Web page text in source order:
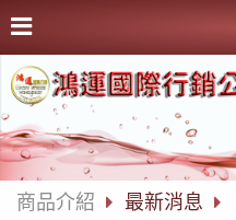
商品介紹 最新消息